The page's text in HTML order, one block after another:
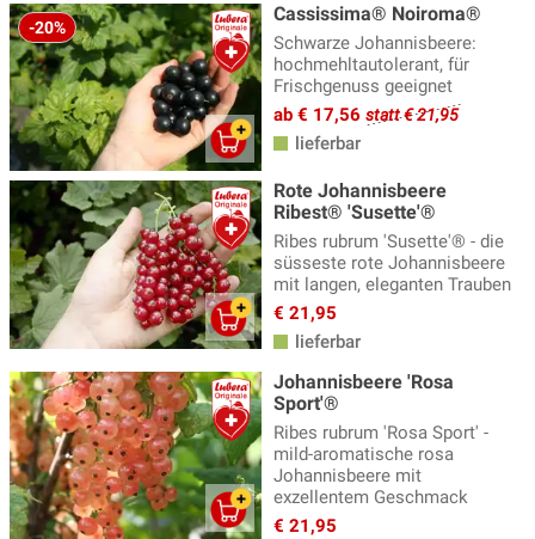
-20%
Cassissima® Noiroma®
Schwarze Johannisbeere:
hochmehltautolerant, für
Frischgenuss geeignet
ab € 17,56 statt € 21,95
lieferbar
Rote Johannisbeere
Ribest® 'Susette'®
Ribes rubrum 'Susette'® - die
süsseste rote Johannisbeere
mit langen, eleganten Trauben
€ 21,95
lieferbar
Johannisbeere 'Rosa
Sport'®
Ribes rubrum 'Rosa Sport' -
mild-aromatische rosa
Johannisbeere mit
exzellentem Geschmack
€ 21,95